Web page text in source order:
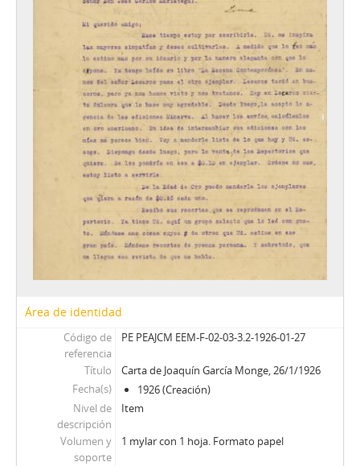
Área de identidad
Código de
referencia
PE PEAJCM EEM-F-02-03-3.2-1926-01-27
Título
Carta de Joaquín García Monge, 26/1/1926
Fecha(s)
1926 (Creación)
Nivel de
descripción
Item
Volumen y
soporte
1 mylar con 1 hoja. Formato papel